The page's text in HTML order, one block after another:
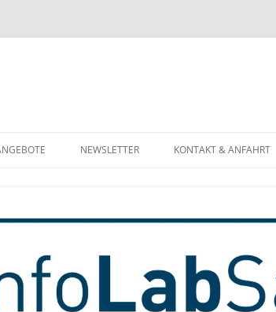
BERUFSORIENTIERUNG
NEWSLETTER
NEWSLETTER FÜR LEHRKRÄFTE
KONTAKT & ANFAHRT